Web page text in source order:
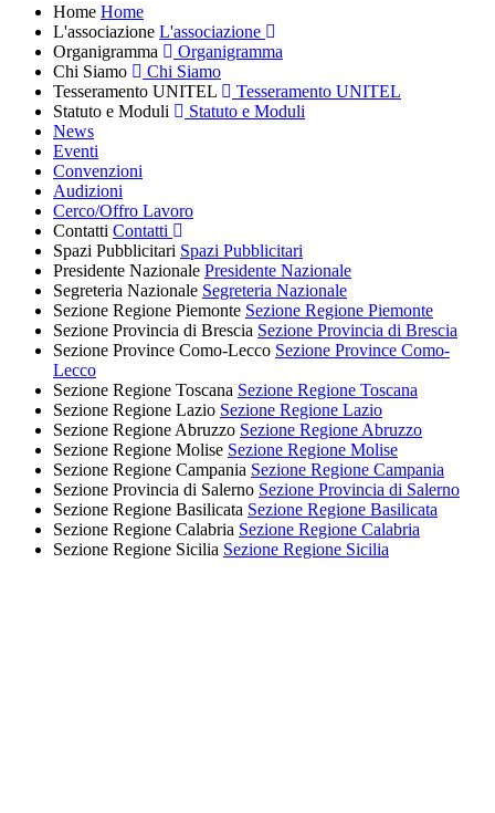
Home Home
L'associazione L'associazione
Organigramma
Organigramma
Chi Siamo
Chi Siamo
Tesseramento UNITEL
Tesseramento UNITEL
Statuto e Moduli
Statuto e Moduli
News
Eventi
Convenzioni
Audizioni
Cerco/Offro Lavoro
Contatti Contatti
Spazi Pubblicitari Spazi Pubblicitari
Presidente Nazionale Presidente Nazionale
Segreteria Nazionale Segreteria Nazionale
Sezione Regione Piemonte Sezione Regione Piemonte
Sezione Provincia di Brescia Sezione Provincia di Brescia
Sezione Province Como-Lecco Sezione Province Como-
Lecco
Sezione Regione Toscana Sezione Regione Toscana
Sezione Regione Lazio Sezione Regione Lazio
Sezione Regione Abruzzo Sezione Regione Abruzzo
Sezione Regione Molise Sezione Regione Molise
Sezione Regione Campania Sezione Regione Campania
Sezione Provincia di Salerno Sezione Provincia di Salerno
Sezione Regione Basilicata Sezione Regione Basilicata
Sezione Regione Calabria Sezione Regione Calabria
Sezione Regione Sicilia Sezione Regione Sicilia